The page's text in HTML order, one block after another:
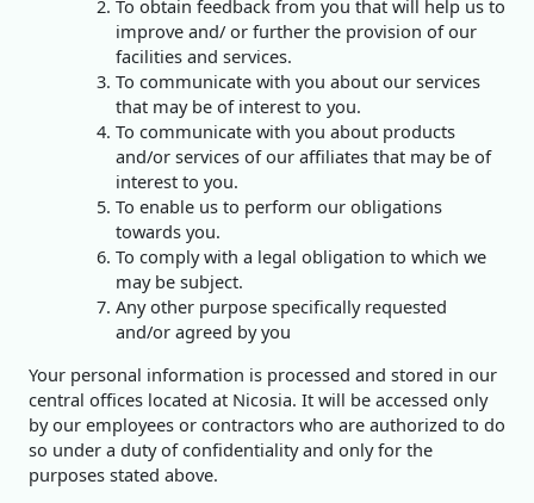
To obtain feedback from you that will help us to
improve and/ or further the provision of our
facilities and services.
To communicate with you about our services
that may be of interest to you.
To communicate with you about products
and/or services of our affiliates that may be of
interest to you.
To enable us to perform our obligations
towards you.
To comply with a legal obligation to which we
may be subject.
Any other purpose specifically requested
and/or agreed by you
Your personal information is processed and stored in our
central offices located at Nicosia. It will be accessed only
by our employees or contractors who are authorized to do
so under a duty of confidentiality and only for the
purposes stated above.